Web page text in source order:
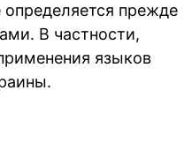
определяется прежде
В частности,
языков